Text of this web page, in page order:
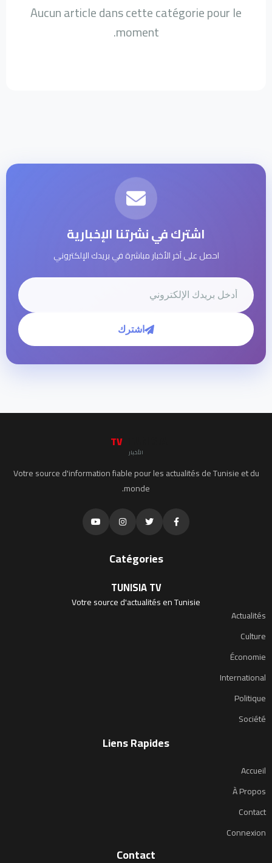
Aucun article dans cette catégorie pour le
moment.
اشترك في نشرتنا الإخبارية
احصل على آخر الأخبار مباشرة في بريدك الإلكتروني
اشترك
TV
الأخبار
Votre source d'information fiable pour les actualités de Tunisie et du
monde.
Catégories
TUNISIA TV
Votre source d'actualités en Tunisie
Actualités
Culture
Économie
International
Politique
Société
Liens Rapides
Accueil
À Propos
Contact
Connexion
Contact